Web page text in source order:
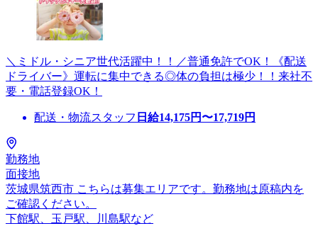
＼ミドル・シニア世代活躍中！！／普通免許でOK！《配送
ドライバー》運転に集中できる◎体の負担は極少！！来社不
要・電話登録OK！
配送・物流スタッフ 日給14,175円〜17,719円
勤務地
面接地
茨城県筑西市 こちらは募集エリアです。勤務地は原稿内を
ご確認ください。
下館駅、玉戸駅、川島駅など